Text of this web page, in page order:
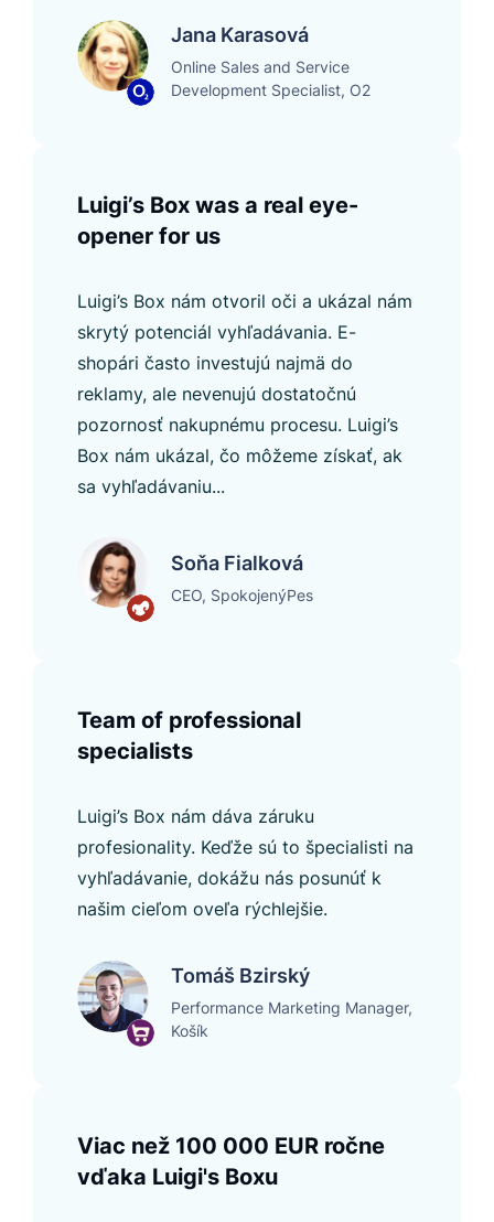
Jana Karasová
Online Sales and Service
Development Specialist, O2
Luigi’s Box was a real eye-
opener for us
Luigi’s Box nám otvoril oči a ukázal nám
skrytý potenciál vyhľadávania. E-
shopári často investujú najmä do
reklamy, ale nevenujú dostatočnú
pozornosť nakupnému procesu. Luigi’s
Box nám ukázal, čo môžeme získať, ak
sa vyhľadávaniu...
Soňa Fialková
CEO, SpokojenýPes
Team of professional
specialists
Luigi’s Box nám dáva záruku
profesionality. Keďže sú to špecialisti na
vyhľadávanie, dokážu nás posunúť k
našim cieľom oveľa rýchlejšie.
Tomáš Bzirský
Performance Marketing Manager,
Košík
Viac než 100 000 EUR ročne
vďaka Luigi's Boxu